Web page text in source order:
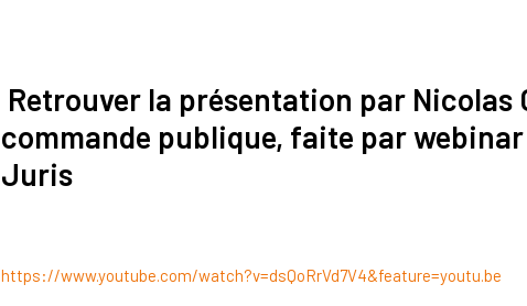
Retrouver la présentation par Nicolas
commande publique, faite par
Juris
https://www.youtube.com/watch?v=dsQoRrVd7V4&feature=youtu.be